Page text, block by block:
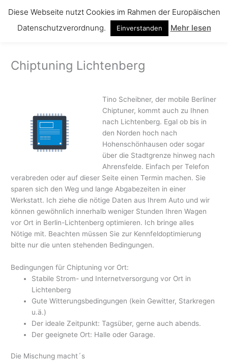
Inhalt
springen
Chiptuning Lichtenberg
Tino Scheibner, der mobile Berliner
Chiptuner, kommt auch zu Ihnen
nach Lichtenberg. Egal ob bis in
den Norden hoch nach
Hohenschönhausen oder sogar
über die Stadtgrenze hinweg nach
Ahrensfelde. Einfach per Telefon
verabreden oder auf dieser Seite einen Termin machen. Sie
sparen sich den Weg und lange Abgabezeiten in einer
Werkstatt. Ich ziehe die nötige Daten aus Ihrem Auto und wir
können gewöhnlich innerhalb weniger Stunden Ihren Wagen
vor Ort in Berlin-Lichtenberg optimieren. Ich bringe alles
Nötige mit. Beachten müssen Sie zur Kennfeldoptimierung
bitte nur die unten stehenden Bedingungen.
Bedingungen für Chiptuning vor Ort:
Stabile Strom- und Internetversorgung vor Ort in
Lichtenberg
Gute Witterungsbedingungen (kein Gewitter, Starkregen
u.ä.)
Der ideale Zeitpunkt: Tagsüber, gerne auch abends.
Der geeignete Ort: Halle oder Garage.
Die Mischung macht´s
Diese Webseite nutzt Cookies im Rahmen der Europäischen
Datenschutzverordnung.
Einverstanden Mehr lesen